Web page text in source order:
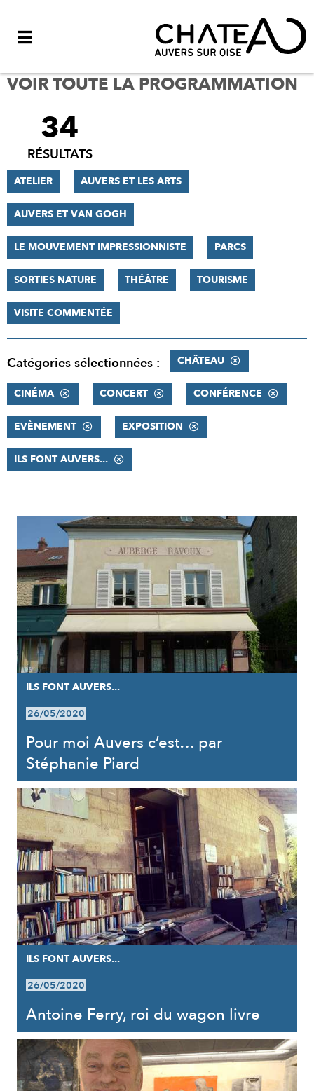
VOIR TOUTE LA PROGRAMMATION
FILTRER
RÉSULTATS
34
RÉSULTATS
ATELIER AUVERS ET LES ARTS
AUVERS ET VAN GOGH
LE MOUVEMENT IMPRESSIONNISTE PARCS
SORTIES NATURE THÉÂTRE TOURISME
VISITE COMMENTÉE
Catégories sélectionnées : CHÂTEAU
CINÉMA CONCERT CONFÉRENCE
EVÈNEMENT EXPOSITION
ILS FONT AUVERS...
RÉSULTATS
ILS FONT AUVERS...
26/05/2020
Pour moi Auvers c’est… par
Stéphanie Piard
ILS FONT AUVERS...
26/05/2020
Antoine Ferry, roi du wagon livre